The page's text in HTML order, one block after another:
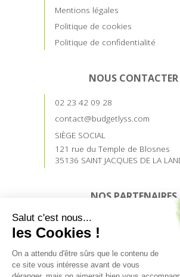
Mentions légales
Politique de cookies
Politique de confidentialité
NOUS CONTACTER
02 23 42 09 28
contact@budgetlyss.com
SIÈGE SOCIAL
121 rue du Temple de Blosnes
35136 SAINT JACQUES DE LA
NOS PARTENAIRES
Devenez prescripteur
Accès prescripteurs